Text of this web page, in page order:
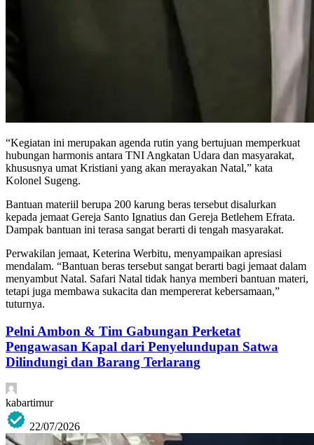
“Kegiatan ini merupakan agenda rutin yang bertujuan memperkuat
hubungan harmonis antara TNI Angkatan Udara dan masyarakat,
khususnya umat Kristiani yang akan merayakan Natal,” kata
Kolonel Sugeng.
Bantuan materiil berupa 200 karung beras tersebut disalurkan
kepada jemaat Gereja Santo Ignatius dan Gereja Betlehem Efrata.
Dampak bantuan ini terasa sangat berarti di tengah masyarakat.
Perwakilan jemaat, Keterina Werbitu, menyampaikan apresiasi
mendalam. “Bantuan beras tersebut sangat berarti bagi jemaat dalam
menyambut Natal. Safari Natal tidak hanya memberi bantuan materi,
tetapi juga membawa sukacita dan mempererat kebersamaan,”
tuturnya.
Pelni Ambon & Tim Gabungan Perketat
Pengawasan Kapal dari Penyelundupan Satwa
Dilindungi dan Barang Terlarang
kabartimur
22/07/2026